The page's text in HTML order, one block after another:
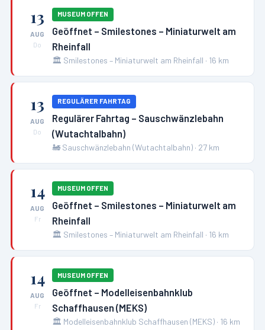
13
AUG
Do
MUSEUM OFFEN
Geöffnet – Smilestones – Miniaturwelt am
Rheinfall
🏛️ Smilestones – Miniaturwelt am Rheinfall · 16 km
13
AUG
Do
REGULÄRER FAHRTAG
Regulärer Fahrtag – Sauschwänzlebahn
(Wutachtalbahn)
🚂 Sauschwänzlebahn (Wutachtalbahn) · 27 km
14
AUG
Fr
MUSEUM OFFEN
Geöffnet – Smilestones – Miniaturwelt am
Rheinfall
🏛️ Smilestones – Miniaturwelt am Rheinfall · 16 km
14
AUG
Fr
MUSEUM OFFEN
Geöffnet – Modelleisenbahnklub
Schaffhausen (MEKS)
🏛️ Modelleisenbahnklub Schaffhausen (MEKS) · 16 km